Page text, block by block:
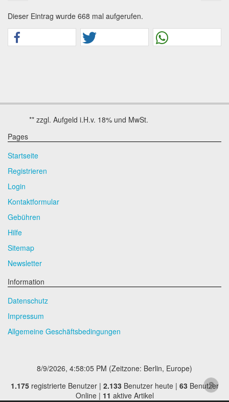
Dieser Eintrag wurde 668 mal aufgerufen.
Pages
Startseite
Registrieren
Login
Kontaktformular
Gebühren
Hilfe
Sitemap
Newsletter
Information
Datenschutz
Impressum
Allgemeine Geschäftsbedingungen
8/9/2026, 4:58:06 PM (Zeitzone: Berlin, Europe)
1.175registrierte Benutzer | 2.133 Benutzer heute | 63 Benutzer
Online | 11 aktive Artikel